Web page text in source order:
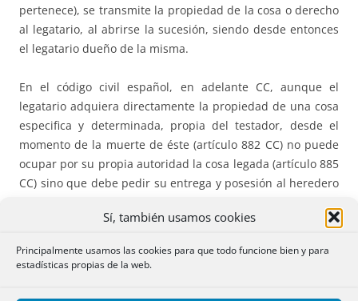
Sí, también usamos cookies
Principalmente usamos las cookies para que todo funcione bien y para
estadísticas propias de la web.
pertenece), se transmite la propiedad de la cosa o derecho
al legatario, al abrirse la sucesión, siendo desde entonces
el legatario dueño de la misma.
En el código civil español, en adelante CC, aunque el
legatario adquiera directamente la propiedad de una cosa
especifica y determinada, propia del testador, desde el
momento de la muerte de éste (artículo 882 CC) no puede
ocupar por su propia autoridad la cosa legada (artículo 885
CC) sino que debe pedir su entrega y posesión al heredero
pide la posesión al heredero (artículo 440CC) de lo que es
noviembre de 2014(5)
que hace un compendio de la